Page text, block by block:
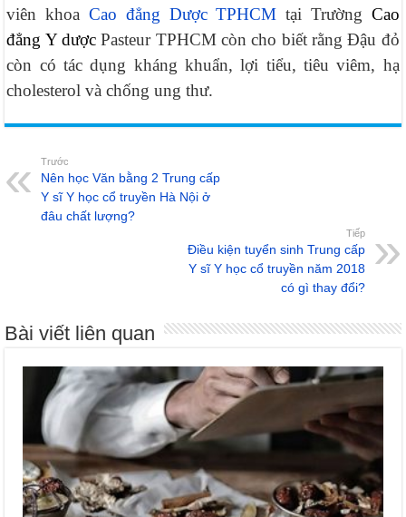
viên khoa Cao đẳng Dược TPHCM tại Trường Cao
đẳng Y dượcPasteur TPHCM còn cho biết rằng Đậu đỏ
còn có tác dụng kháng khuẩn, lợi tiểu, tiêu viêm, hạ
cholesterol và chống ung thư.
Trước
Nên học Văn bằng 2 Trung cấp
Y sĩ Y học cổ truyền Hà Nội ở
đâu chất lượng?
Tiếp
Điều kiện tuyển sinh Trung cấp
Y sĩ Y học cổ truyền năm 2018
có gì thay đổi?
Bài viết liên quan